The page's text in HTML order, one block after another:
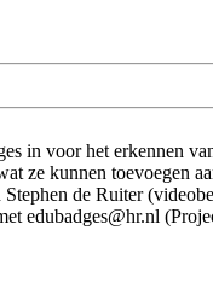
in voor het erkennen
ze kunnen toevoegen
de Ruiter
edubadges@hr.nl